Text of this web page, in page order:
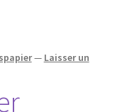
— Laisser un